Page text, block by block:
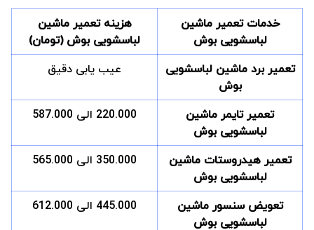
خدمات تعمیر ماشین
لباسشویی بوش
هزینه تعمیر ماشین
لباسشویی بوش (تومان)
تعمیر برد ماشین لباسشویی
بوش
عیب یابی دقیق
تعمیر تایمر ماشین
لباسشویی بوش
220.000 الی 587.000
تعمیر هیدروستات ماشین
لباسشویی بوش
350.000 الی 565.000
تعویض سنسور ماشین
لباسشویی بوش
445.000 الی 612.000